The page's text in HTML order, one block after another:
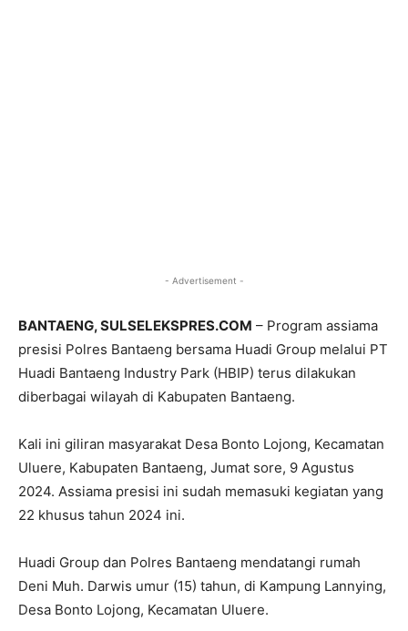
- Advertisement -
BANTAENG, SULSELEKSPRES.COM – Program assiama
presisi Polres Bantaeng bersama Huadi Group melalui PT
Huadi Bantaeng Industry Park (HBIP) terus dilakukan
diberbagai wilayah di Kabupaten Bantaeng.
Kali ini giliran masyarakat Desa Bonto Lojong, Kecamatan
Uluere, Kabupaten Bantaeng, Jumat sore, 9 Agustus
2024. Assiama presisi ini sudah memasuki kegiatan yang
22 khusus tahun 2024 ini.
Huadi Group dan Polres Bantaeng mendatangi rumah
Deni Muh. Darwis umur (15) tahun, di Kampung Lannying,
Desa Bonto Lojong, Kecamatan Uluere.